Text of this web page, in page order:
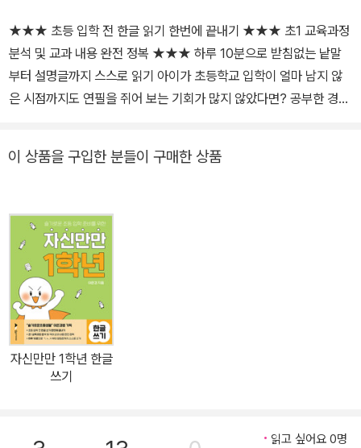
구가 생겼어요》, 《작은 걱정이 마음속에 살아요》 등이 있다.
★★★ 초등 입학 전 한글 읽기 한번에 끝내기 ★★★ 초1 교육과정
분석 및 교과 내용 완전 정복 ★★★ 하루 10분으로 받침없는 낱말
부터 설명글까지 스스로 읽기 아이가 초등학교 입학이 얼마 남지 않
은 시점까지도 연필을 쥐어 보는 기회가 많지 않았다면? 공부한 경험
화할 수 있을 만한 기초가 닦여있지 않다면, 무엇부터 하는 것이 가장
로 하기 전, 학습 활동의 맛을 조금씩 보며 준비 운동을 하는 것이다.
준비 운동만 잘해도 초등학교 입학 준비로는 충분하다. 『자신만만 1
학년』은 예비 초등생의 준비 운동을 위해 기획되었다. 초등학교 1학
년 교육과정을 분석한 것을 토대로 예비 초등생의 수준에 맞추어 내
용을 구성했다. 아이는 초등 첫 1년에 배울 내용을 아주 가볍게 훑어
보면서 앞으로 배우게 될 내용이 무엇인지 한 번 쓱 경험할 수 있다.
특히 ‘한글 읽기’ 편에서는 아이가 초등학교 1학년 국어 교과서에 나
오는 읽기 활동을 미리 한 번 경험해 볼 수 있는 내용들을 다루고 있
활동을 하며 아이가 초등학교 국어 읽기 활동을 조금씩 맛볼 수 있도
이 상품을 구입한 분들이 구매한 상품
자신만만 1학년 한글
쓰기
읽고 싶어요 0명